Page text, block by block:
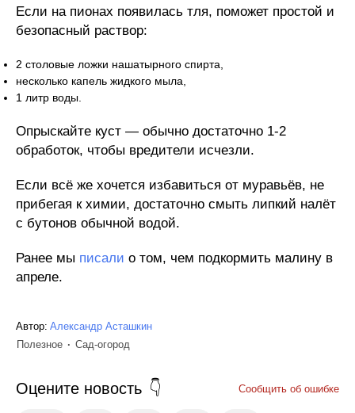
Если на пионах появилась тля, поможет простой и
безопасный раствор:
2 столовые ложки нашатырного спирта,
несколько капель жидкого мыла,
1 литр воды.
Опрыскайте куст — обычно достаточно 1-2
обработок, чтобы вредители исчезли.
Если всё же хочется избавиться от муравьёв, не
прибегая к химии, достаточно смыть липкий налёт
с бутонов обычной водой.
Ранее мы писали о том, чем подкормить малину в
апреле.
Автор: Александр Асташкин
Полезное
Сад-огород
Оцените новость Сообщить об ошибке